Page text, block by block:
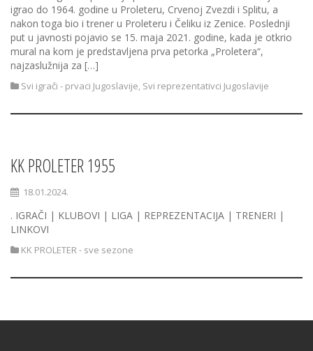
igrao do 1964. godine u Proleteru, Crvenoj Zvezdi i Splitu, a
nakon toga bio i trener u Proleteru i Čeliku iz Zenice. Poslednji
put u javnosti pojavio se 15. maja 2021. godine, kada je otkrio
mural na kom je predstavljena prva petorka „Proletera“,
najzaslužnija za […]
Svi igrači - prvaci Jugoslavije, Svi reprezentativci Jugoslavije
KK PROLETER 1955
18.01.2024.
. IGRAČI | KLUBOVI | LIGA | REPREZENTACIJA | TRENERI |
LINKOVI
KK PROLETER - sve sezone